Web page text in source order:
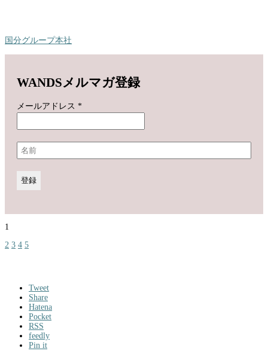
国分グループ本社
WANDSメルマガ登録
メールアドレス *
1
2 3 4 5
Tweet
Share
Hatena
Pocket
RSS
feedly
Pin it